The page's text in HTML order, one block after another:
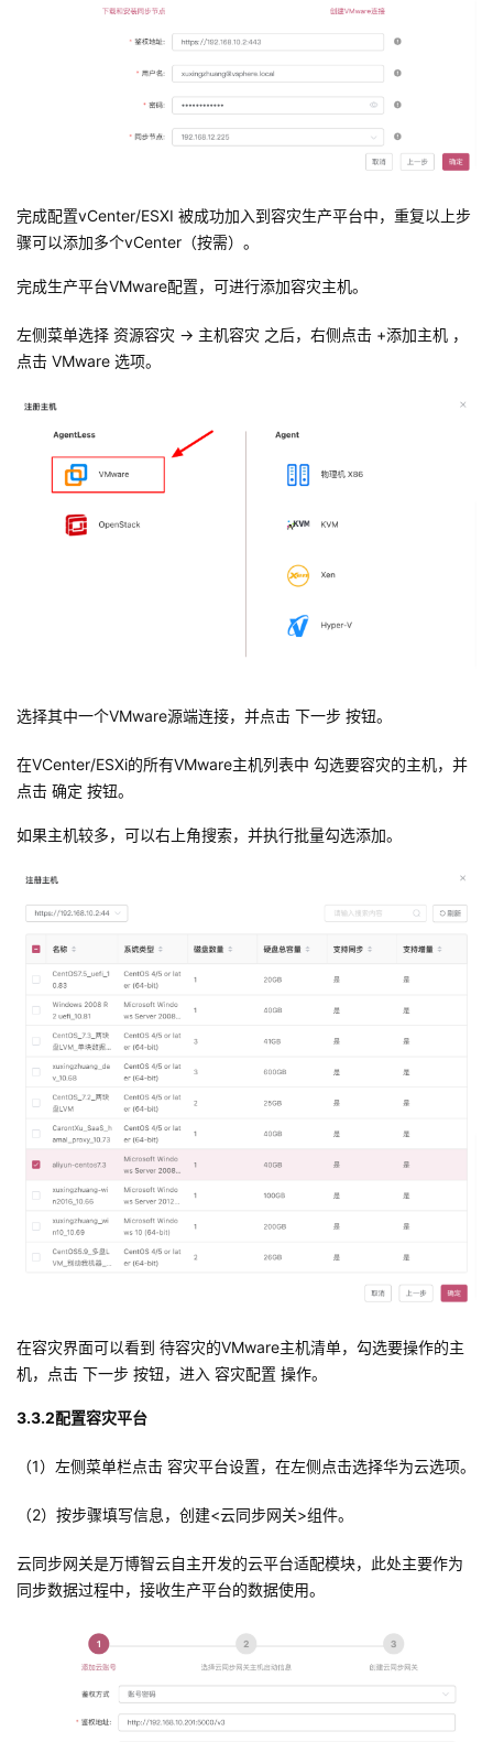
完成配置vCenter/ESXI 被成功加入到容灾生产平台中，重复以上步
骤可以添加多个vCenter（按需）。
完成生产平台VMware配置，可进行添加容灾主机。
左侧菜单选择 资源容灾 -> 主机容灾 之后，右侧点击 +添加主机 ，
点击 VMware 选项。
选择其中一个VMware源端连接，并点击 下一步 按钮。
在VCenter/ESXi的所有VMware主机列表中 勾选要容灾的主机，并
点击 确定 按钮。
如果主机较多，可以右上角搜索，并执行批量勾选添加。
在容灾界面可以看到 待容灾的VMware主机清单，勾选要操作的主
机，点击 下一步 按钮，进入 容灾配置 操作。
3.3.2配置容灾平台
（1）左侧菜单栏点击 容灾平台设置，在左侧点击选择华为云选项。
（2）按步骤填写信息，创建<云同步网关>组件。
云同步网关是万博智云自主开发的云平台适配模块，此处主要作为
同步数据过程中，接收生产平台的数据使用。